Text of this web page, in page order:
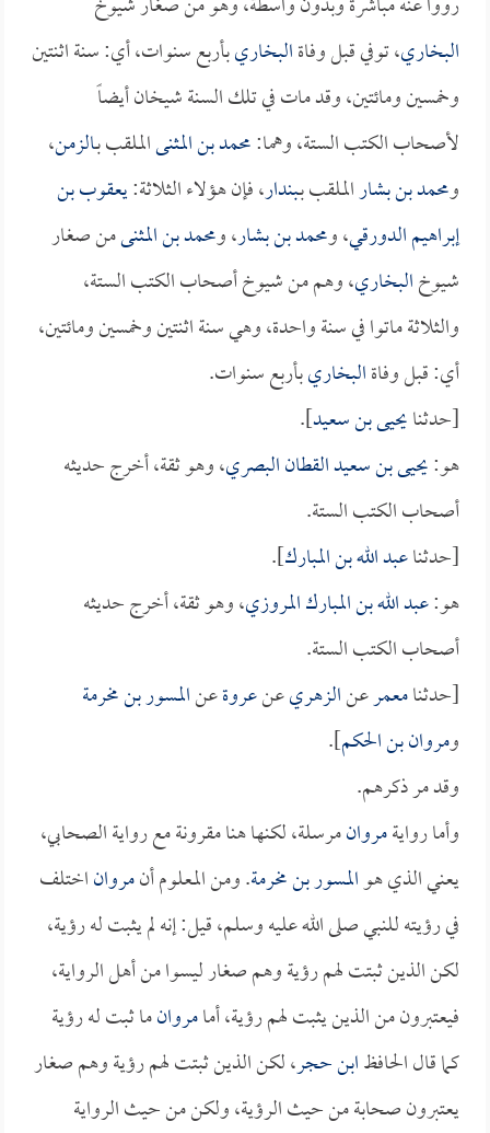
البخاري، توفي قبل وفاةالبخاريبأربع سنوات، أي: سنة اثنتين
وخمسين ومائتين، وقد مات في تلك السنة شيخان أيضاً
لأصحاب الكتب الستة، وهما:محمد بن المثنىالملقب بـالزمن،
ومحمد بن بشارالملقب بـبندار، فإن هؤلاء الثلاثة:يعقوب بن
إبراهيم الدورقي، ومحمد بن بشار، ومحمد بن المثنىمن صغار
شيوخالبخاري، وهم من شيوخ أصحاب الكتب الستة،
والثلاثة ماتوا في سنة واحدة، وهي سنة اثنتين وخمسين ومائتين،
أي: قبل وفاةالبخاريبأربع سنوات.
[حدثنايحيى بن سعيد].
هو:يحيى بن سعيد القطان البصري، وهو ثقة، أخرج حديثه
أصحاب الكتب الستة.
[حدثناعبد الله بن المبارك].
هو:عبد الله بن المبارك المروزي، وهو ثقة، أخرج حديثه
أصحاب الكتب الستة.
[حدثنامعمرعنالزهريعنعروةعنالمسور بن مخرمة
ومروان بن الحكم].
وقد مر ذكرهم.
وأما روايةمروانمرسلة، لكنها هنا مقرونة مع رواية الصحابي،
يعني الذي هوالمسور بن مخرمة. ومن المعلوم أنمرواناختلف
في رؤيته للنبي صلى الله عليه وسلم، قيل: إنه لم يثبت له رؤية،
لكن الذين ثبتت لهم رؤية وهم صغار ليسوا من أهل الرواية،
فيعتبرون من الذين يثبت لهم رؤية، أمامروانما ثبت له رؤية
كما قال الحافظابن حجر، لكن الذين ثبتت لهم رؤية وهم صغار
يعتبرون صحابة من حيث الرؤية، ولكن من حيث الرواية